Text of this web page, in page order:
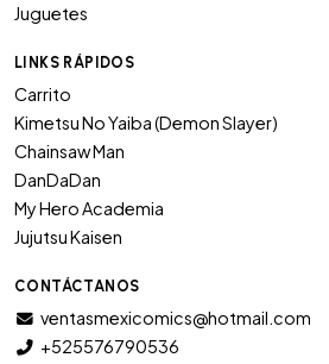
Juguetes
LINKS RÁPIDOS
Carrito
Kimetsu No Yaiba (Demon Slayer)
Chainsaw Man
DanDaDan
My Hero Academia
Jujutsu Kaisen
CONTÁCTANOS
ventasmexicomics@hotmail.com
+525576790536